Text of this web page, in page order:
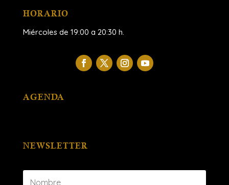
HORARIO
Miércoles de 19:00 a 20:30 h.
AGENDA
NEWSLETTER